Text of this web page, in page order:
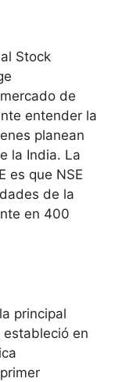
Stock
de
entender la
planean
la India. La
es que NSE
de la
en 400
principal
en